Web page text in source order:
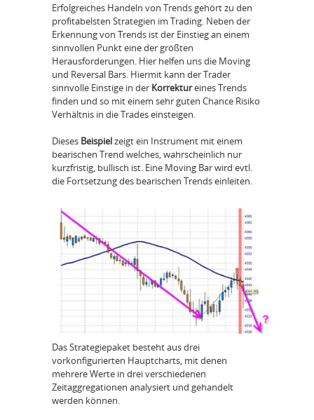
Erfolgreiches Handeln von Trends gehört zu den
profitabelsten Strategien im Trading. Neben der
Erkennung von Trends ist der Einstieg an einem
sinnvollen Punkt eine der größten
Herausforderungen. Hier helfen uns die Moving
und Reversal Bars. Hiermit kann der Trader
sinnvolle Einstige in der Korrektureines Trends
finden und so mit einem sehr guten Chance Risiko
Verhältnis in die Trades einsteigen.
Dieses Beispielzeigt ein Instrument mit einem
bearischen Trend welches, wahrscheinlich nur
kurzfristig, bullisch ist. Eine Moving Bar wird evtl.
die Fortsetzung des bearischen Trends einleiten.
Das Strategiepaket besteht aus drei
vorkonfigurierten Hauptcharts, mit denen
mehrere Werte in drei verschiedenen
Zeitaggregationen analysiert und gehandelt
werden können.